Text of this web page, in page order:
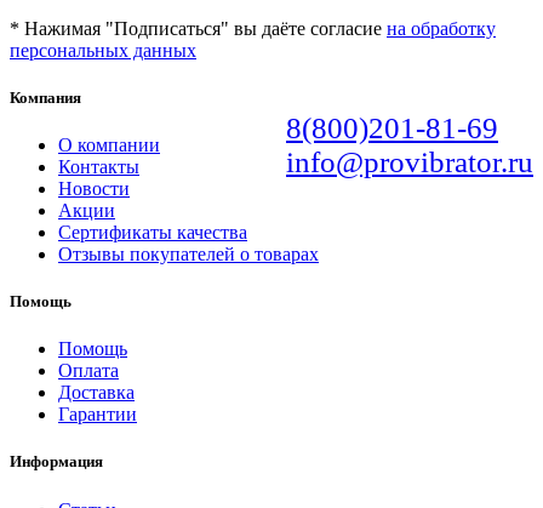
* Нажимая "Подписаться" вы даёте согласие на обработку
персональных данных
8(800)201-81-69
info@provibrator.ru
Компания
О компании
Контакты
Новости
Акции
Сертификаты качества
Отзывы покупателей о товарах
Помощь
Помощь
Оплата
Доставка
Гарантии
Информация